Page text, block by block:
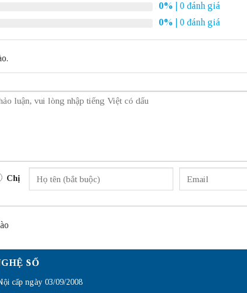
0%
| 0 đánh giá
0% | 0 đánh giá
Chị
SỐ
cấp ngày 03/09/2008